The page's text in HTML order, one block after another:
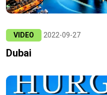
VIDEO 2022-09-27
Dubai